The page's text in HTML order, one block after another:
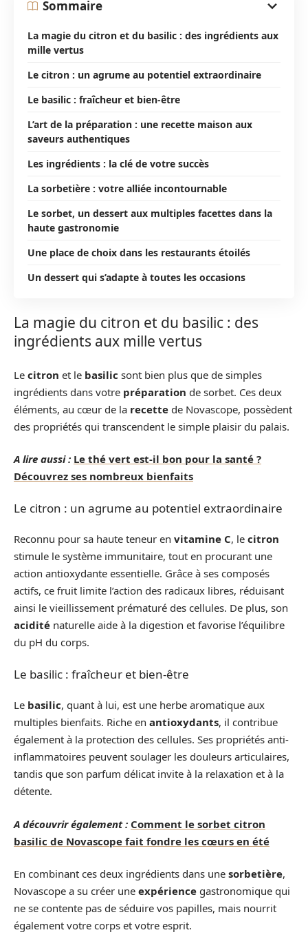
Sommaire
La magie du citron et du basilic : des ingrédients aux
mille vertus
Le citron : un agrume au potentiel extraordinaire
Le basilic : fraîcheur et bien-être
L’art de la préparation : une recette maison aux
saveurs authentiques
Les ingrédients : la clé de votre succès
La sorbetière : votre alliée incontournable
Le sorbet, un dessert aux multiples facettes dans la
haute gastronomie
Une place de choix dans les restaurants étoilés
Un dessert qui s’adapte à toutes les occasions
La magie du citron et du basilic : des
ingrédients aux mille vertus
Le citron et le basilic sont bien plus que de simples
ingrédients dans votre préparation de sorbet. Ces deux
éléments, au cœur de la recette de Novascope, possèdent
des propriétés qui transcendent le simple plaisir du palais.
A lire aussi : Le thé vert est-il bon pour la santé ?
Découvrez ses nombreux bienfaits
Le citron : un agrume au potentiel extraordinaire
Reconnu pour sa haute teneur en vitamine C, le citron
stimule le système immunitaire, tout en procurant une
action antioxydante essentielle. Grâce à ses composés
actifs, ce fruit limite l’action des radicaux libres, réduisant
ainsi le vieillissement prématuré des cellules. De plus, son
acidité naturelle aide à la digestion et favorise l’équilibre
du pH du corps.
Le basilic : fraîcheur et bien-être
Le basilic, quant à lui, est une herbe aromatique aux
multiples bienfaits. Riche en antioxydants, il contribue
également à la protection des cellules. Ses propriétés anti-
inflammatoires peuvent soulager les douleurs articulaires,
tandis que son parfum délicat invite à la relaxation et à la
détente.
A découvrir également : Comment le sorbet citron
basilic de Novascope fait fondre les cœurs en été
En combinant ces deux ingrédients dans une sorbetière,
Novascope a su créer une expérience gastronomique qui
ne se contente pas de séduire vos papilles, mais nourrit
également votre corps et votre esprit.